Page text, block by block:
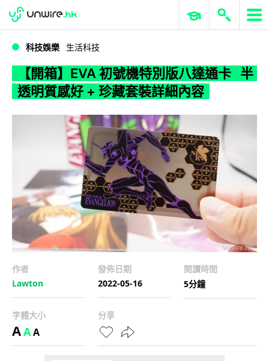
WWDC 2026 ERP 與商業 AI
科技娛樂 生活科技
【開箱】EVA 初號機特別版八達通卡 半
透明質感好 + 珍藏套裝詳細內容
作者
Lawton
發佈日期
2022-05-16
閱讀時間
5分鐘
字體大小
AAA
分享